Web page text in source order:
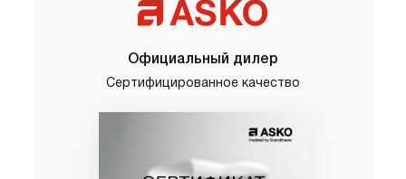
Официальный дилер
Сертифицированное качество